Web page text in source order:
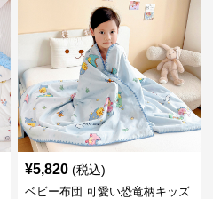
¥5,820 (税込)
ベビー布団 可愛い恐竜柄キッズ